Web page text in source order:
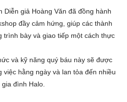
Diễn giả Hoàng Văn đã đồng hành
đầy cảm hứng, giúp các thành
trình bày và giao tiếp một cách thực
và kỹ năng quý báu này sẽ được
việc hằng ngày và lan tỏa đến nhiều
đình Halo.